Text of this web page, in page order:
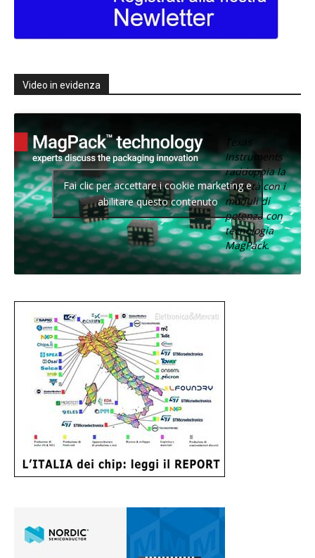
Video in evidenza
Texas
Instruments
raddoppia la
densità con i
moduli di
potenza con
tecnologia
MagPack.
Fai clic per accettare i cookie marketing e
abilitare questo contenuto